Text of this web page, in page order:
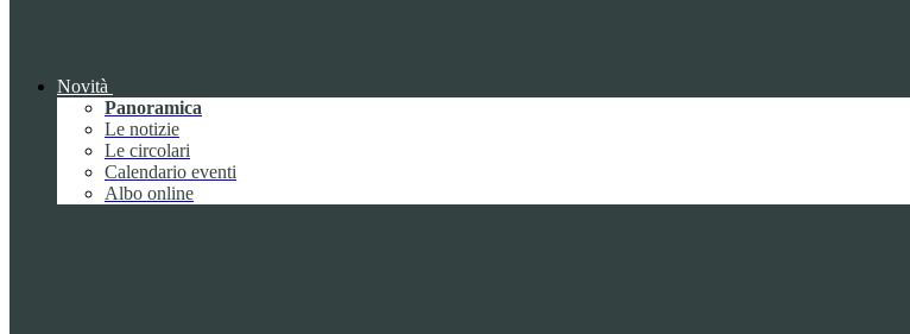
Novità
Panoramica
Le notizie
Le circolari
Calendario eventi
Albo online